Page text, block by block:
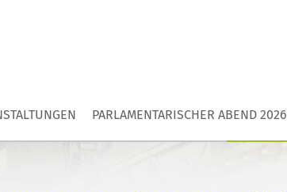
PARLAMENTARISCHER ABEND 2026